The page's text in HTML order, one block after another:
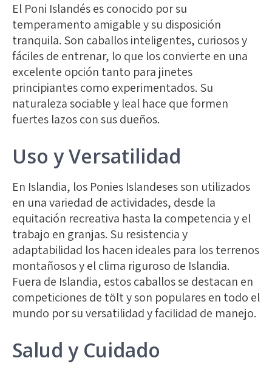
El Poni Islandés es conocido por su
temperamento amigable y su disposición
tranquila. Son caballos inteligentes, curiosos y
fáciles de entrenar, lo que los convierte en una
excelente opción tanto para jinetes
principiantes como experimentados. Su
naturaleza sociable y leal hace que formen
fuertes lazos con sus dueños.
Uso y Versatilidad
En Islandia, los Ponies Islandeses son utilizados
en una variedad de actividades, desde la
equitación recreativa hasta la competencia y el
trabajo en granjas. Su resistencia y
adaptabilidad los hacen ideales para los terrenos
montañosos y el clima riguroso de Islandia.
Fuera de Islandia, estos caballos se destacan en
competiciones de tölt y son populares en todo el
mundo por su versatilidad y facilidad de manejo.
Salud y Cuidado